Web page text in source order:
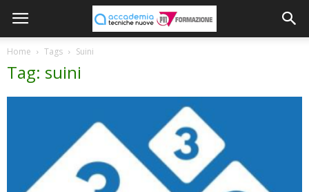
Home Tags Suini
Tag: suini